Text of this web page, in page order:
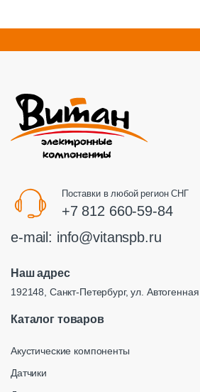
Поставки в любой регион СНГ
+7 812 660-59-84
e-mail: info@vitanspb.ru
Наш адрес
192148, Санкт-Петербург, ул.
Каталог товаров
Акустические компоненты
Датчики